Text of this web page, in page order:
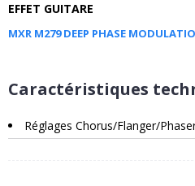
EFFET GUITARE
MXR M279 DEEP PHASE
Caractéristiques
Réglages Chorus/Flanger/